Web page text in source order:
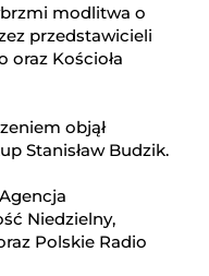
modlitwa o
przedstawicieli
oraz Kościoła
objął
Stanisław Budzik.
Niedzielny,
Polskie Radio